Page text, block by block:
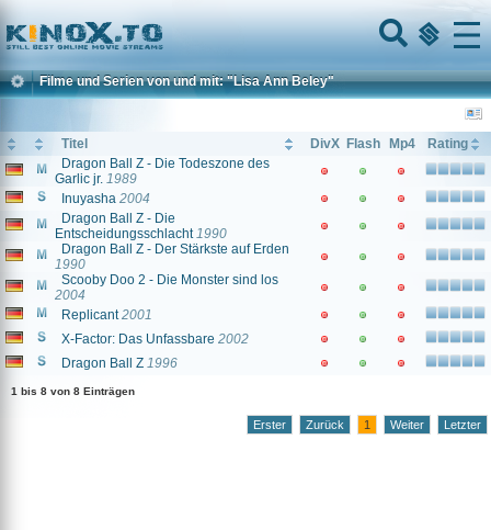
Home
Menu
Filme und Serien von und mit: "Lisa Ann Beley"
Titel DivX Flash Mp4
Rating
Dragon Ball Z - Die Todeszone des
Garlic jr. 1989
Inuyasha 2004
Dragon Ball Z - Die
Entscheidungsschlacht 1990
Dragon Ball Z - Der Stärkste auf Erden
1990
Scooby Doo 2 - Die Monster sind los
2004
Replicant 2001
X-Factor: Das Unfassbare 2002
Dragon Ball Z 1996
1 bis 8 von 8 Einträgen
Erster Zurück 1 Weiter Letzter